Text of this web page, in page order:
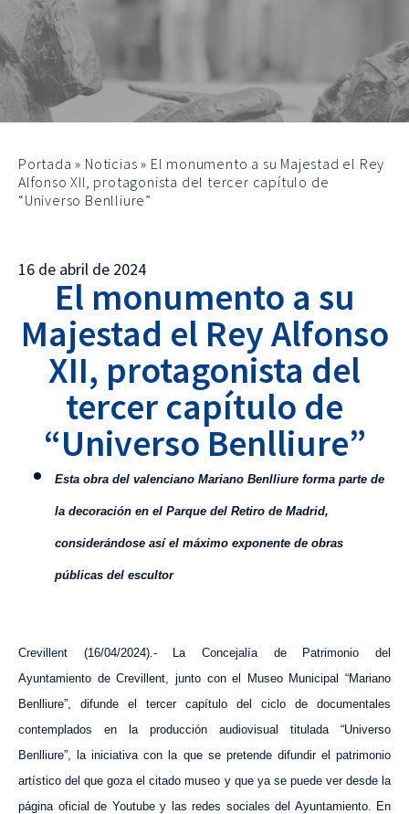
Portada » Noticias » El monumento a su Majestad el Rey
Alfonso XII, protagonista del tercer capítulo de
“Universo Benlliure”
16 de abril de 2024
El monumento a su
Majestad el Rey Alfonso
XII, protagonista del
tercer capítulo de
“Universo Benlliure”
Esta obra del valenciano Mariano Benlliure forma parte de
la decoración en el Parque del Retiro de Madrid,
considerándose así el máximo exponente de obras
públicas del escultor
Crevillent (16/04/2024).- La Concejalía de Patrimonio del
Ayuntamiento de Crevillent, junto con el Museo Municipal “Mariano
Benlliure”, difunde el tercer capítulo del ciclo de documentales
contemplados en la producción audiovisual titulada “Universo
Benlliure”, la iniciativa con la que se pretende difundir el patrimonio
artístico del que goza el citado museo y que ya se puede ver desde la
página oficial de Youtube y las redes sociales del Ayuntamiento.
En